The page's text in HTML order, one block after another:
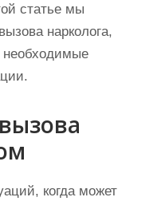
статье мы
нарколога,
необходимые
когда может